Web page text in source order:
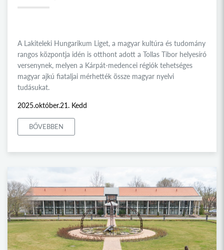
A Lakiteleki Hungarikum Liget, a magyar kultúra és tudomány
rangos központja idén is otthont adott a Tollas Tibor helyesíró
versenynek, melyen a Kárpát-medencei régiók tehetséges
magyar ajkú fiataljai mérhették össze magyar nyelvi
tudásukat.
2025.október.21. Kedd
BŐVEBBEN